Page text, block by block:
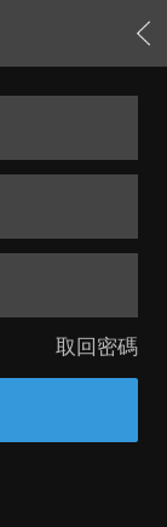
取回密碼